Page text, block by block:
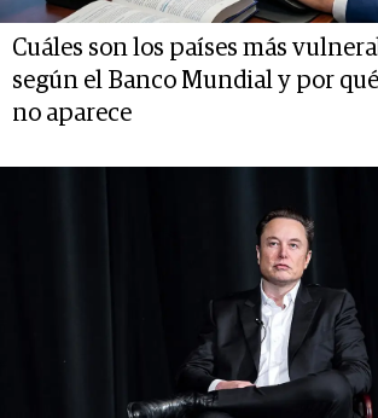
Cuáles son los países más
según el Banco Mundial y por
no aparece